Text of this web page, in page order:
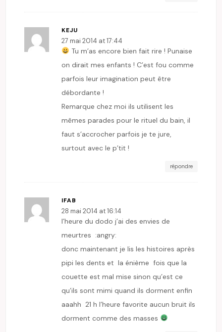
KEJU
27 mai 2014 at 17:44
Tu m’as encore bien fait rire ! Punaise
on dirait mes enfants ! C’est fou comme
parfois leur imagination peut être
débordante !
Remarque chez moi ils utilisent les
mêmes parades pour le rituel du bain, il
faut s’accrocher parfois je te jure,
surtout avec le p’tit !
répondre
IFAB
28 mai 2014 at 16:14
l’heure du dodo j’ai des envies de
meurtres :angry:
donc maintenant je lis les histoires après
pipi les dents et la énième fois que la
couette est mal mise sinon qu’est ce
qu’ils sont mimi quand ils dorment enfin
aaahh 21 h l’heure favorite aucun bruit ils
dorment comme des masses